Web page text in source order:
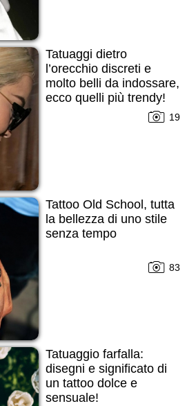
Tatuaggi dietro
l’orecchio discreti e
molto belli da indossare,
ecco quelli più trendy!
19
Tattoo Old School, tutta
la bellezza di uno stile
senza tempo
83
Tatuaggio farfalla:
disegni e significato di
un tattoo dolce e
sensuale!